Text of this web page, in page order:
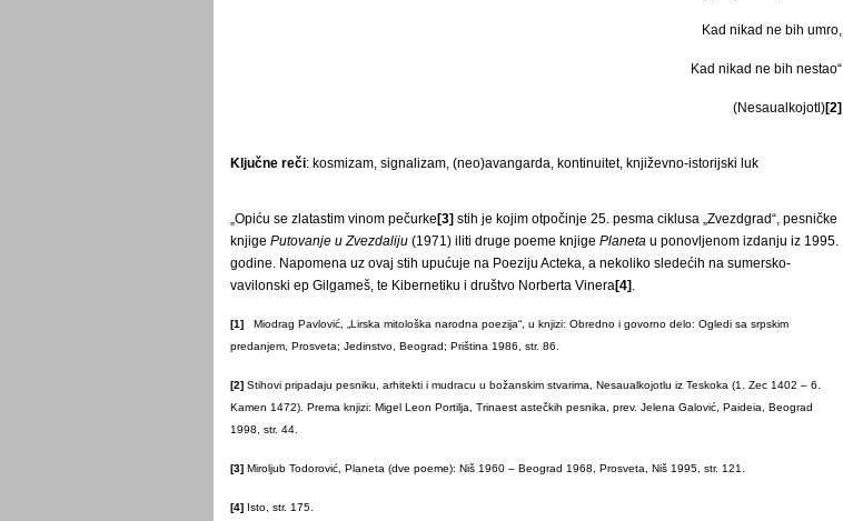
Kad nikad ne bih umro,
Kad nikad ne bih nestao“
(Nesaualkojotl)[2]
Ključne reči: kosmizam, signalizam, (neo)avangarda, kontinuitet, književno-istorijski luk
„Opiću se zlatastim vinom pečurke [3] stih je kojim otpočinje 25. pesma ciklusa „Zvezdgrad“, pesničke
knjige Putovanje u Zvezdaliju (1971) iliti druge poeme knjige Planeta u ponovljenom izdanju iz 1995.
godine. Napomena uz ovaj stih upućuje na Poeziju Acteka, a nekoliko sledećih na sumersko-
vavilonski ep Gilgameš, te Kibernetiku i društvo Norberta Vinera[4] .
[1] Miodrag Pavlović, „Lirska mitološka narodna poezija“, u knjizi: Obredno i govorno delo: Ogledi sa srpskim
predanjem, Prosveta; Jedinstvo, Beograd; Priština 1986, str. 86.
[2] Stihovi pripadaju pesniku, arhitekti i mudracu u božanskim stvarima, Nesaualkojotlu iz Teskoka (1. Zec 1402 – 6.
Kamen 1472). Prema knjizi: Migel Leon Portilja, Trinaest astečkih pesnika, prev. Jelena Galović, Paideia, Beograd
1998, str. 44.
[3] Miroljub Todorović, Planeta (dve poeme): Niš 1960 – Beograd 1968, Prosveta, Niš 1995, str. 121.
[4] Isto, str. 175.